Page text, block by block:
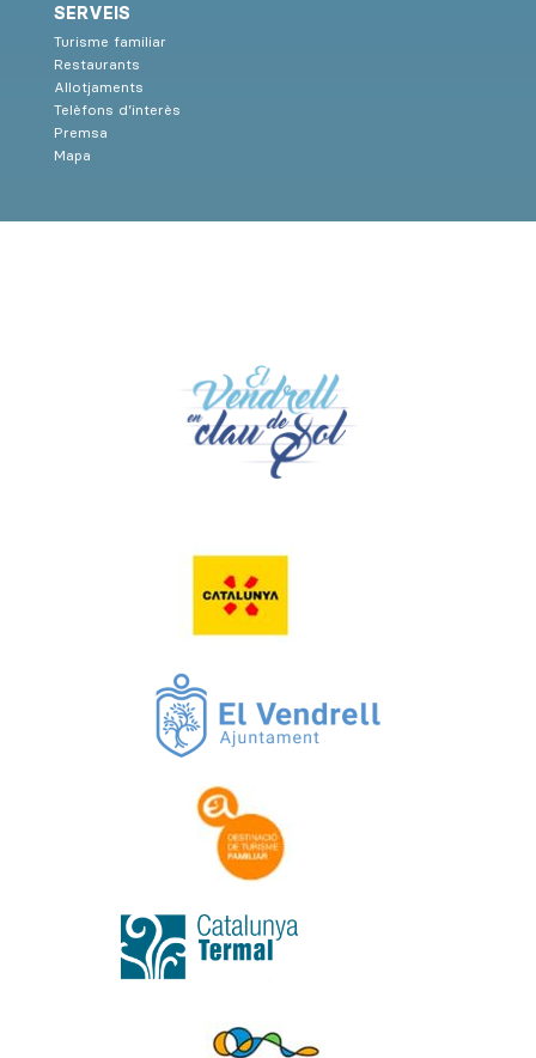
SERVEIS
Turisme familiar
Restaurants
Allotjaments
Telèfons d’interès
Premsa
Mapa